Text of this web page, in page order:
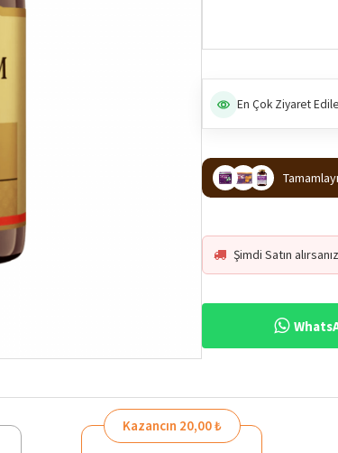
En Çok Ziyaret
Şimdi Satın alırsanız
Kazancın 20,00 ₺